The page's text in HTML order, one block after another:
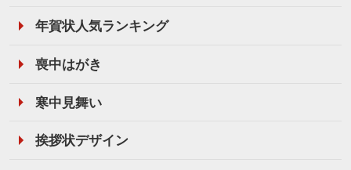
年賀状人気ランキング
喪中はがき
寒中見舞い
挨拶状デザイン